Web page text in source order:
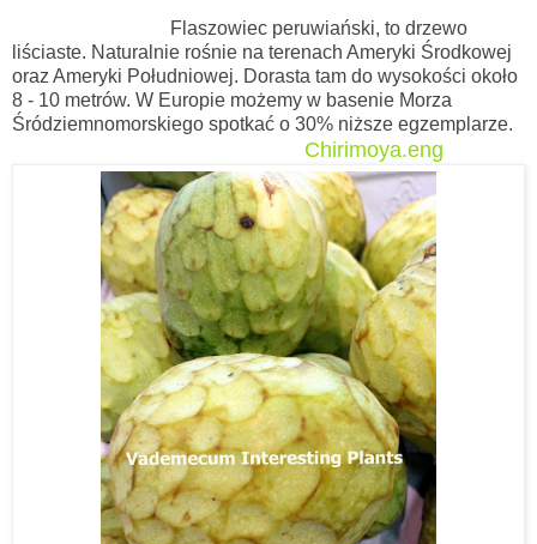
Flaszowiec peruwiański, to drzewo
liściaste. Naturalnie rośnie na terenach Ameryki Środkowej
oraz Ameryki Południowej. Dorasta tam do wysokości około
8 - 10 metrów. W Europie możemy w basenie Morza
Śródziemnomorskiego spotkać o 30% niższe egzemplarze.
Chirimoya.eng